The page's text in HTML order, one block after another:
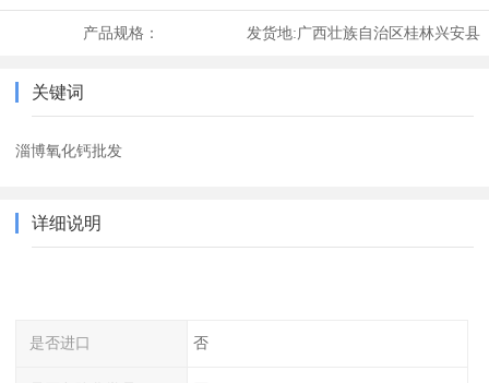
产品规格： 发货地:广西壮族自治区桂林兴安县
关键词
淄博氧化钙批发
详细说明
是否进口 否